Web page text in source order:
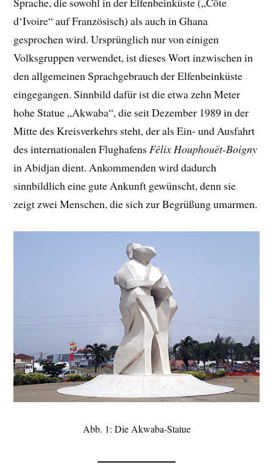
d‘Ivoire“ auf Französisch) als auch in Ghana
gesprochen wird. Ursprünglich nur von einigen
Volksgruppen verwendet, ist dieses Wort inzwischen in
den allgemeinen Sprachgebrauch der Elfenbeinküste
eingegangen. Sinnbild dafür ist die etwa zehn Meter
hohe Statue „Akwaba“, die seit Dezember 1989 in der
Mitte des Kreisverkehrs steht, der als Ein- und Ausfahrt
des internationalen FlughafensFélix Houphouët-Boigny
in Abidjan dient. Ankommenden wird dadurch
sinnbildlich eine gute Ankunft gewünscht, denn sie
zeigt zwei Menschen, die sich zur Begrüßung umarmen.
Abb. 1: Die Akwaba-Statue